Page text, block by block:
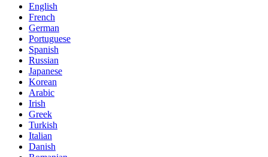
English
French
German
Portuguese
Spanish
Russian
Japanese
Korean
Arabic
Irish
Greek
Turkish
Italian
Danish